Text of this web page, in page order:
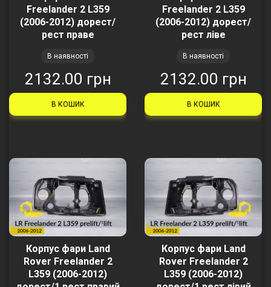
Freelander 2 L359
(2006-2012) дорест/
рест праве
В наявності
2132.00 грн
В КОШИК
Freelander 2 L359
(2006-2012) дорест/
рест ліве
В наявності
2132.00 грн
В КОШИК
Корпус фари Land
Rover Freelander 2
L359 (2006-2012)
Корпус фари Land
Rover Freelander 2
L359 (2006-2012)